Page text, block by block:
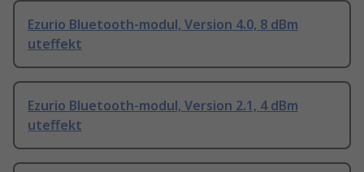
Ezurio Bluetooth-modul, Version 4.0, 8 dBm
uteffekt
Ezurio Bluetooth-modul, Version 2.1, 4 dBm
uteffekt